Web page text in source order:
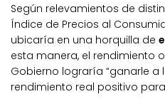
Según relevamientos de
Índice de Precios al
ubicaría en una horquilla de
esta manera, el rendimiento
Gobierno lograría “ganarle a
rendimiento real positivo